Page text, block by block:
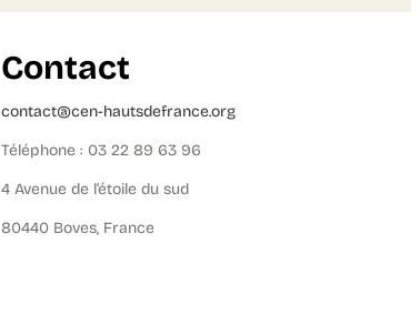
Contact
contact@cen-hautsdefrance.org
Téléphone : 03 22 89 63 96
4 Avenue de l’étoile du sud
80440 Boves, France